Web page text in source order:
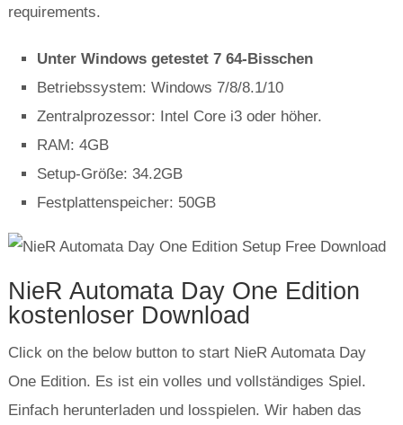
requirements.
Unter Windows getestet 7 64-Bisschen
Betriebssystem: Windows 7/8/8.1/10
Zentralprozessor: Intel Core i3 oder höher.
RAM: 4GB
Setup-Größe: 34.2GB
Festplattenspeicher: 50GB
NieR Automata Day One Edition
kostenloser Download
Click on the below button to start NieR Automata Day
One Edition. Es ist ein volles und vollständiges Spiel.
Einfach herunterladen und losspielen. Wir haben das